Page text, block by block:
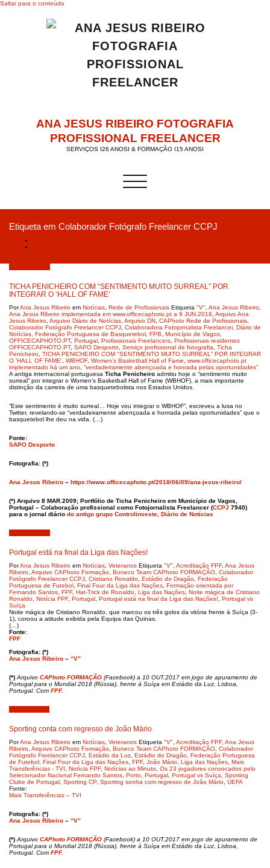
Saltar para o conteúdo
ANA JESUS RIBEIRO FOTOGRAFIA
PROFISSIONAL FREELANCER
SERVIÇOS I26 ANOSI & FORMAÇÃO I15 ANOSI
Alternar a navegação
Etiqueta em Colaborador Fotógrafo Freelancer CCPJ
TICHA PENICHEIRO COM “SENTIMENTO MUITO SURREAL” POR
INTEGRAR O ‘HALL OF FAME’
PorAna Jesus Ribeiro em Notícias Rede de Profissionais Etiqueta "V" Ana Jesus Ribeiro
Ana Jesus Ribeiro implementada em www.officecaphoto.pt a 9 JUN.2018 Arquivo Ana
Jesus Ribeiro Arquivo Diário de Notícias Arquivo DN CAPhoto Rede de Profissionais
Colaborador Fotógrafo Freelancer CCPJ Colaboradora Fotojornalista Freelancer, Diário de
Notícias Federação Portuguesa de Basquetebol FPB Município de Vagos
OFFICECAPHOTO.PT, Portugal Profissionais Freelancers Profissionais residentes
OFFICECAPHOTO.PT, SAPO Desporto Serviço profissional de fotografia
Ticha
Penicheiro TICHA PENICHEIRO COM "SENTIMENTO MUITO SURREAL” POR INTEGRAR
O 'HALL OF FAME' WBHOF, Women’s Basketball Hall of Fame
www.officecaphoto.pt
implementado há um ano “verdadeiramente abençoada e honrada pelas oportunidades”
A antiga internacional portuguesa Ticha Penicheiro admitiu hoje o “sentimento muito
surreal” por integrar o Women’s Basketball Hall of Fame (WBHOF), a mais importante
distinção da carreira de uma basquetebolista nos Estados Unidos.
“Este sentimento é muito surreal… Hoje vou integrar o WBHOF”, escreveu a lusa no
Twitter, revelando-se “verdadeiramente abençoada e honrada pelas oportunidades” que o
basquetebol lhe deu na vida. (…)
Fonte:
SAPO Desporto
Fotografia: (*)
Ana Jesus Ribeiro – https://www.officecaphoto.pt/2018/06/09/ana-jesus-ribeiro/
(*) Arquivo 8 MAR.2009; Portfólio de Ticha Penicheiro em Município de Vagos,
Portugal – Colaboração profissional como Fotojornalista Freelancer (CCPJ 7940)
para o jornal diário do antigo grupo Controlinveste, Diário de Notícias
Portugal está na final da Liga das Nações!
PorAna Jesus Ribeiro em Notícias Veteranos Etiqueta "V" Acreditação FPF, Ana Jesus
Ribeiro Arquivo CAPhoto Formação Boneco Team CAPhoto FORMAÇÃO Colaborador
Fotógrafo Freelancer CCPJ Cristiano Ronaldo Estádio do Dragão Federação
Portuguesa de Futebol Final Four da Liga das Nações Formação orientada por
Fernando Santos FPF, Hat-Trick de Ronaldo Liga das Nações Noite mágica de Cristiano
Ronaldo Notícia FPF, Portugal Portugal está na final da Liga das Nações!
Portugal vs
Suíça
Noite mágica de Cristiano Ronaldo, que marcou os três golos da vitória frente à Suíça (3-
1), coroou a atitude exibida pela Equipa das Quinas.
(…)
Fonte:
FPF
Fotografia: (*)
Ana Jesus Ribeiro – “V”
(*) Arquivo CAPhoto FORMAÇÃO (Facebook) a 10 OUT.2017 em jogo de apuramento de
Portugal para o Mundial 2018 (Rússia), frente à Suíça em Estádio da Luz, Lisboa,
Portugal. Com FPF.
Sporting conta com regresso de João Mário
PorAna Jesus Ribeiro em Notícias Veteranos Etiqueta "V" Acreditação FPF, Ana Jesus
Ribeiro Arquivo CAPhoto Formação Boneco Team CAPhoto FORMAÇÃO Colaborador
Fotógrafo Freelancer CCPJ Estádio da Luz Estádio do Dragão Federação Portuguesa
de Futebol Final Four da Liga das Nações FPF, João Mário Liga das Nações Mais
Transferências - TVI
Notícia FPF, Notícias ao Minuto Os 23 jogadores convocados pelo
Selecionador Nacional Fernando Santos Porto Portugal Portugal vs Suíça
Sporting
Clube de Portugal Sporting CP, Sporting sonha com regresso de João Mário UEFA
Fonte:
Mais Transferências – TVI
Fotografia: (*)
Ana Jesus Ribeiro – “V”
(*) Arquivo CAPhoto FORMAÇÃO (Facebook) a 10 OUT.2017 em jogo de apuramento de
Portugal para o Mundial 2018 (Rússia), frente à Suíça em Estádio da Luz, Lisboa,
Portugal. Com FPF.